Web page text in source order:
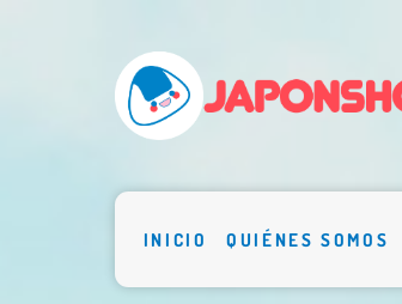
INICIO QUIÉNES SOMOS